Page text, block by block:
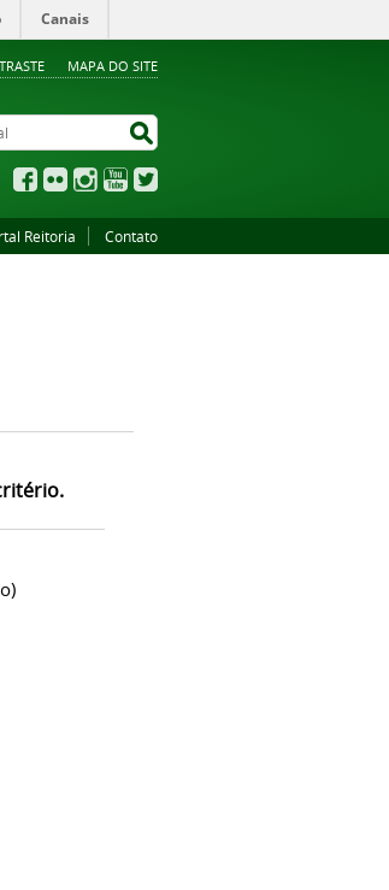
MAPA DO SITE
Canais
Facebook
Flickr InstagramYouTube
Reitoria Contato